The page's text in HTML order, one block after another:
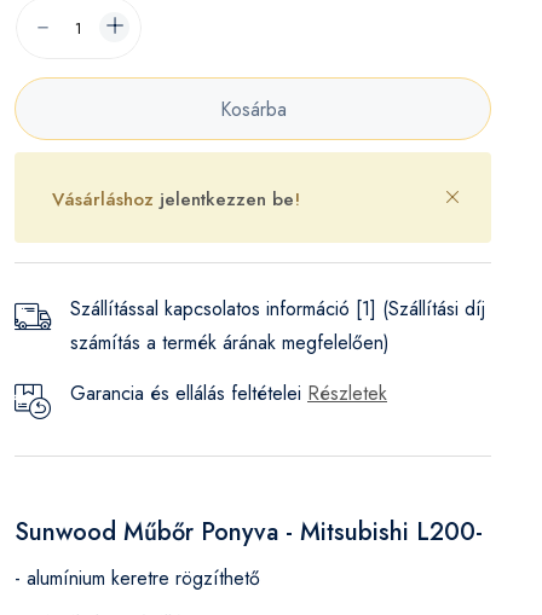
Kosárba
Vásárláshoz jelentkezzen be!
Szállítással kapcsolatos információ [1] (Szállítási díj
számítás a termék árának megfelelően)
Garancia és ellálás feltételei Részletek
Sunwood Műbőr Ponyva - Mitsubishi L200-
- alumínium keretre rögzíthető